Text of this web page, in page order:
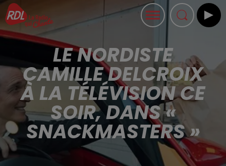
LE NORDISTE
CAMILLE DELCROIX
À LA TÉLÉVISION CE
SOIR, DANS «
SNACKMASTERS »